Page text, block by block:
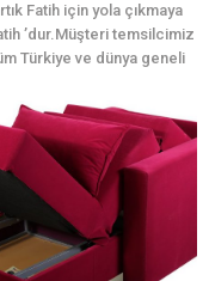
Fatih için yola çıkmaya
’dur.Müşteri temsilcimiz
Türkiye ve dünya geneli